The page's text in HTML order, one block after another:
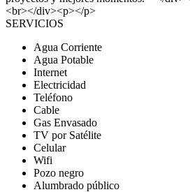
<br></div><p></p>
SERVICIOS
Agua Corriente
Agua Potable
Internet
Electricidad
Teléfono
Cable
Gas Envasado
TV por Satélite
Celular
Wifi
Pozo negro
Alumbrado público